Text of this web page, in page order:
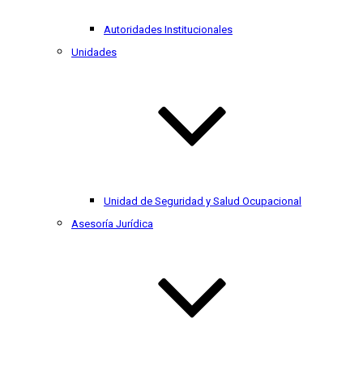
Autoridades Institucionales
Unidades
Unidad de Seguridad y Salud Ocupacional
Asesoría Jurídica